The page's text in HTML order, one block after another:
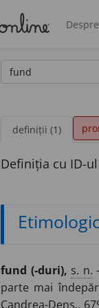
definiții (1)
Definiția cu ID-
fund (-duri), s. n.
parte mai
Candrea-Dens.,